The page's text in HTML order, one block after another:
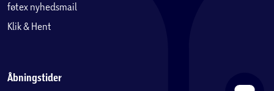
føtex nyhedsmail
Klik & Hent
Åbningstider